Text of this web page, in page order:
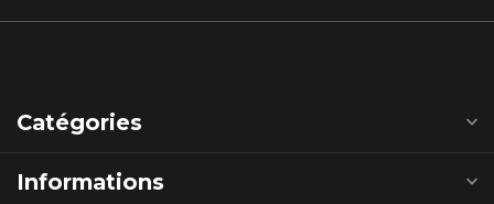
Catégories
Informations